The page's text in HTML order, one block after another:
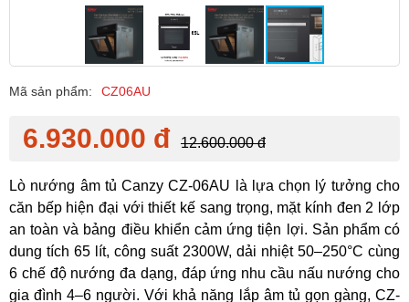
Mã sản phẩm: CZ06AU
6.930.000 đ 12.600.000 đ
Lò nướng âm tủ Canzy CZ-06AU là lựa chọn lý tưởng cho
căn bếp hiện đại với thiết kế sang trọng, mặt kính đen 2 lớp
an toàn và bảng điều khiển cảm ứng tiện lợi. Sản phẩm có
dung tích 65 lít, công suất 2300W, dải nhiệt 50–250°C cùng
6 chế độ nướng đa dạng, đáp ứng nhu cầu nấu nướng cho
gia đình 4–6 người. Với khả năng lắp âm tủ gọn gàng, CZ-